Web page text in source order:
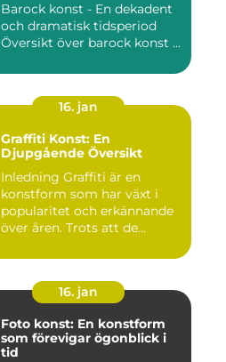
Barock konst - En dekadent
och dramatisk tidsperiod
Översikt över barock konst ...
16. jan
Graffiti Konst: En
Djupgående Översikt
Inledning Graffiti är en
konstform som har växt i
popularitet och erkännande
över åren. Trots att de...
16. jan
Foto konst: En konstform
som förevigar ögonblick i
tid